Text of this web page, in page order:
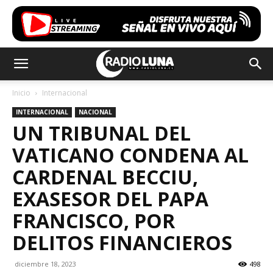
Inicio Internacional
INTERNACIONAL NACIONAL
UN TRIBUNAL DEL
VATICANO CONDENA AL
CARDENAL BECCIU,
EXASESOR DEL PAPA
FRANCISCO, POR
DELITOS FINANCIEROS
diciembre 18, 2023 498